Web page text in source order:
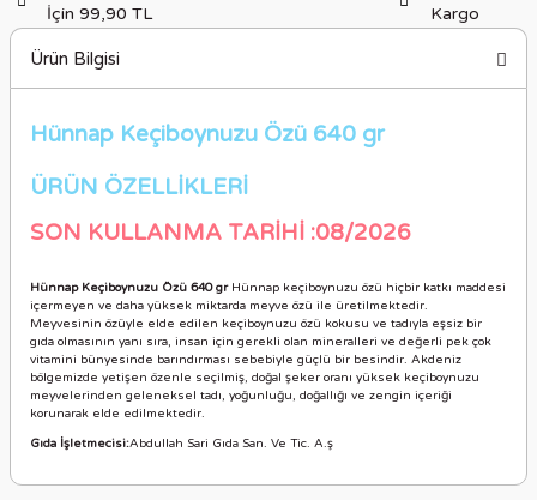
İçin 99,90 TL
Kargo
Ürün Bilgisi
Hünnap Keçiboynuzu Özü 640 gr
ÜRÜN ÖZELLİKLERİ
SON KULLANMA TARİHİ :08/2026
Hünnap Keçiboynuzu Özü 640 grHünnap keçiboynuzu özü hiçbir katkı maddesi
içermeyen ve daha yüksek miktarda meyve özü ile üretilmektedir.
Meyvesinin özüyle elde edilen keçiboynuzu özü kokusu ve tadıyla eşsiz bir
gıda olmasının yanı sıra, insan için gerekli olan mineralleri ve değerli pek çok
vitamini bünyesinde barındırması sebebiyle güçlü bir besindir. Akdeniz
bölgemizde yetişen özenle seçilmiş, doğal şeker oranı yüksek keçiboynuzu
meyvelerinden geleneksel tadı, yoğunluğu, doğallığı ve zengin içeriği
korunarak elde edilmektedir.
Gıda İşletmecisi:Abdullah Sari Gıda San. Ve Tic. A.ş